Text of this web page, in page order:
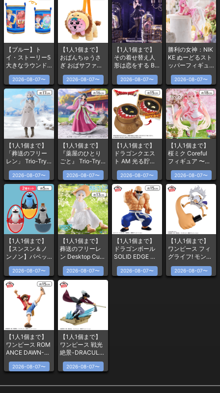
【ブルー】ト
イ・ストーリー5
大きなラウンド
収納バスケット
2026-08-07〜
【1人1個まで】
おぱんちゅうさ
ぎ おぱサファリ
危機一髪ぬいぐ
るみバッグ
2026-08-07〜
【1人1個まで】
その着せ替え人
形は恋をする Bi
Cute Dark Figur
eー喜多川海夢 黒
江雫ver.ー
2026-08-07〜
勝利の女神：NIK
KE ぬーどるスト
ッパーフィギュ
アードロシー -
ノスタルジアー
2026-08-07〜
【1人1個まで】
「葬送のフリー
レン」 Trio-Try-i
T Figureーフリー
レンー
2026-08-07〜
【1人1個まで】
『薬屋のひとり
ごと』 Trio-Try-i
T Figureー猫猫ー
2026-08-07〜
【1人1個まで】
ドラゴンクエス
ト AM 光る貯金
箱 あくまのつぼ
2026-08-07〜
【1人1個まで】
桜ミク Coreful
フィギュア 〜描
き下ろし和風喫
茶ver.〜
2026-08-07〜
【1人1個まで】
【スンスン＆ノ
ンノン】パペッ
トスンスン ゆら
ゆらフィギュア
2026-08-07〜
【1人1個まで】
葬送のフリーレ
ン Desktop Cute
フィギュア フリ
ーレン〜サマー
ワンピースver.〜
2026-08-07〜
【1人1個まで】
ドラゴンボール
SOLID EDGE WO
RKS-THE出陣-
亀仙人
2026-08-07〜
【1人1個まで】
ワンピース フィ
グライフ! モンキ
ー・D・ルフィ-
ギア5-vol.4
2026-08-07〜
【1人1個まで】
ワンピース ROM
ANCE DAWN-M
ONKEY.D.LUFFY
-vol.2
2026-08-07〜
【1人1個まで】
ワンピース 戦光
絶景-DRACULE.
MIHAWK-
2026-08-07〜